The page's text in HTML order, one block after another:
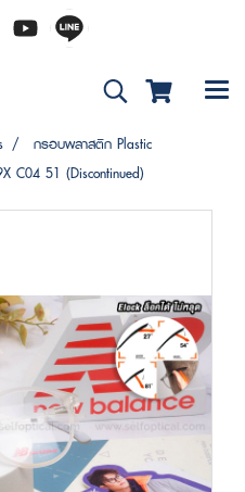
กรอบพลาสติก Plastic
C04 51 (Discontinued)